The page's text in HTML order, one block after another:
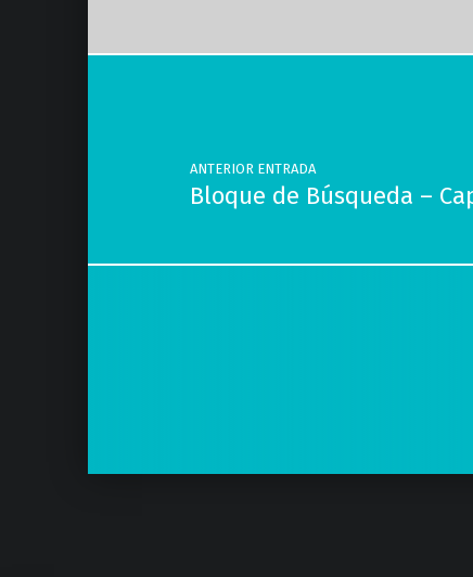
Navegación de entradas
ANTERIOR ENTRADA
Bloque de Búsqueda –